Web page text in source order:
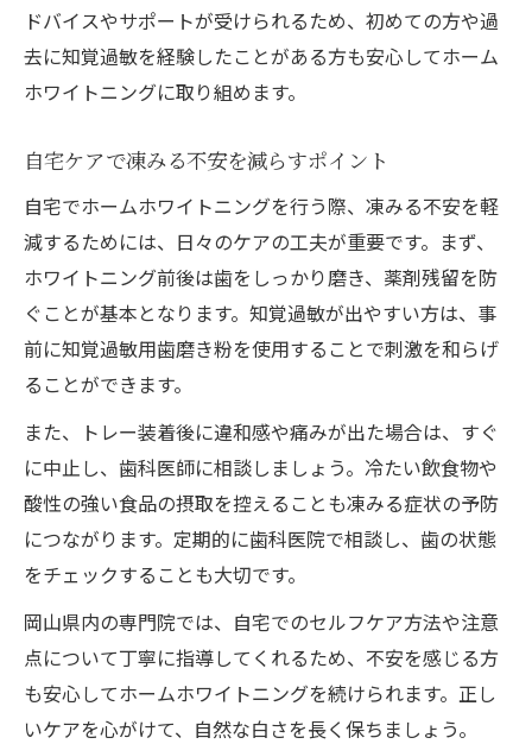
ドバイスやサポートが受けられるため、初めての方や過
去に知覚過敏を経験したことがある方も安心してホーム
ホワイトニングに取り組めます。
自宅ケアで凍みる不安を減らすポイント
自宅でホームホワイトニングを行う際、凍みる不安を軽
減するためには、日々のケアの工夫が重要です。まず、
ホワイトニング前後は歯をしっかり磨き、薬剤残留を防
ぐことが基本となります。知覚過敏が出やすい方は、事
前に知覚過敏用歯磨き粉を使用することで刺激を和らげ
ることができます。
また、トレー装着後に違和感や痛みが出た場合は、すぐ
に中止し、歯科医師に相談しましょう。冷たい飲食物や
酸性の強い食品の摂取を控えることも凍みる症状の予防
につながります。定期的に歯科医院で相談し、歯の状態
をチェックすることも大切です。
岡山県内の専門院では、自宅でのセルフケア方法や注意
点について丁寧に指導してくれるため、不安を感じる方
も安心してホームホワイトニングを続けられます。正し
いケアを心がけて、自然な白さを長く保ちましょう。